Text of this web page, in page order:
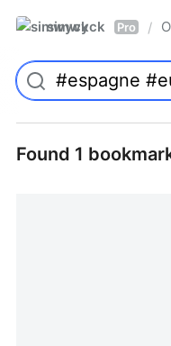
simwyck Pro /
Found 1